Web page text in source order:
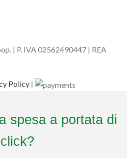
| P. IVA 02562490447 | REA
Policy |
spesa a portata di
click?